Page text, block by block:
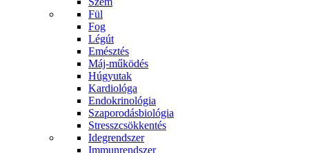
Fül
Fog
Légút
Emésztés
Máj-működés
Húgyutak
Kardiológa
Endokrinológia
Szaporodásbiológia
Stresszcsökkentés
Idegrendszer
Immunrendszer